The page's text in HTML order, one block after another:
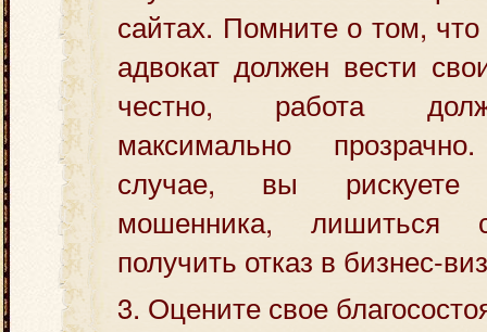
сайтах. Помните о том,
адвокат должен вести
честно, работа
максимально
случае, вы рискуете
мошенника, лишиться
получить отказ в бизнес-
3. Оцените свое